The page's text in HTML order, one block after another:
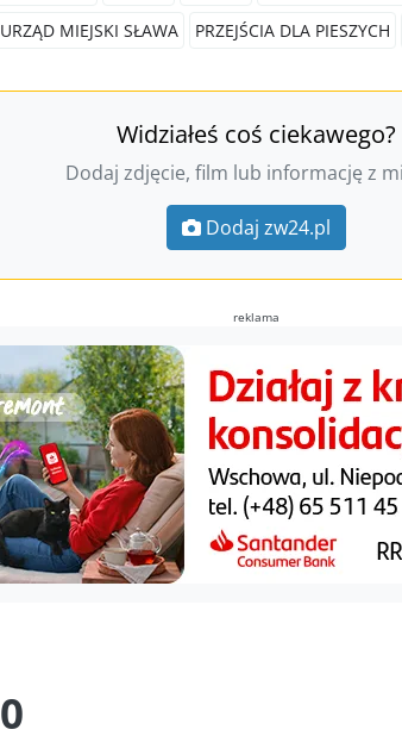
URZĄD MIEJSKI SŁAWA PRZEJŚCIA DLA PIESZYCH
Widziałeś coś ciekawego?
Dodaj zdjęcie, film lub informację z
Dodaj zw24.pl
reklama
0